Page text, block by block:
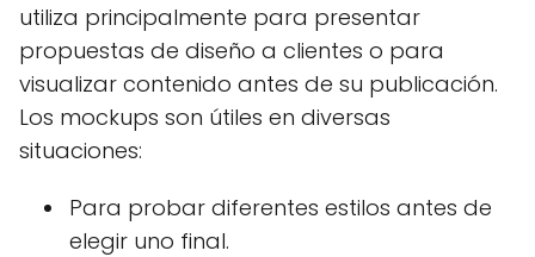
utiliza principalmente para presentar
propuestas de diseño a clientes o para
visualizar contenido antes de su publicación.
Los mockups son útiles en diversas
situaciones:
Para probar diferentes estilos antes de
elegir uno final.